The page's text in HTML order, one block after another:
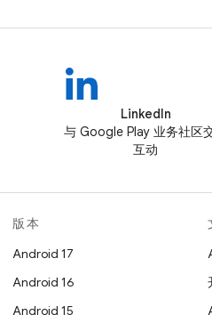
LinkedIn
与 Google Play 业务社区
互动
版本
Android 17
Android 16
Android 15